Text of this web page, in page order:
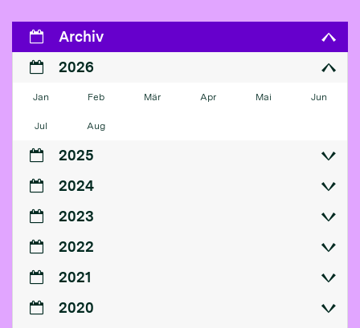
Archiv
2026
Jan Feb Mär Apr Mai Jun
Jul Aug
2025
2024
2023
2022
2021
2020